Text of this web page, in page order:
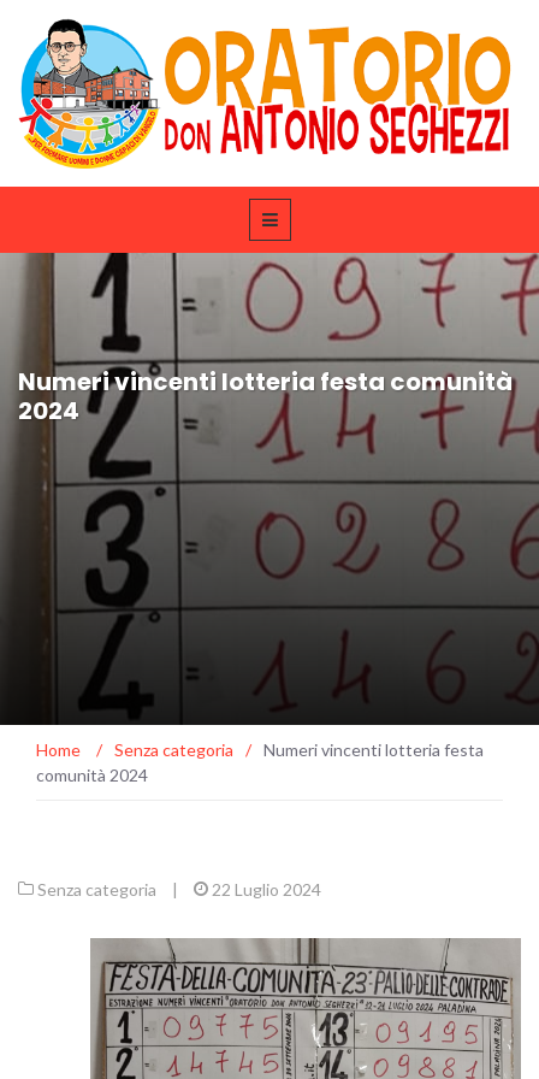
Numeri vincenti lotteria festa comunità
2024
Home / Senza categoria / Numeri vincenti lotteria festa
comunità 2024
Senza categoria | 22 Luglio 2024